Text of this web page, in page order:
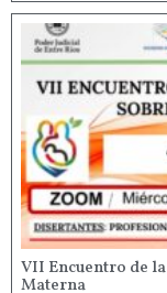
VII Encuentro de
Materna